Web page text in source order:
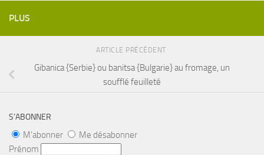
PLUS
ARTICLE PRÉCÉDENT
Gibanica {Serbie} ou banitsa {Bulgarie} au fromage, un
soufflé feuilleté
S’ABONNER
M'abonner
Me désabonner
Prénom